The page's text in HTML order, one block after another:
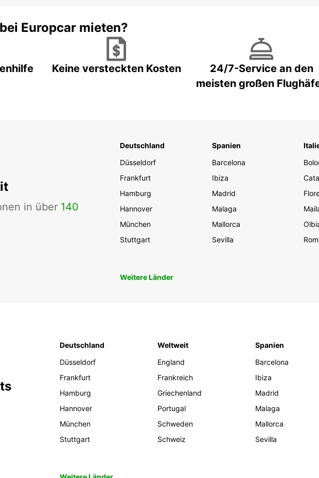
Europcar mieten?
Keine versteckten Kosten
24/7-Service an den
meisten großen
in über 140
Deutschland
Düsseldorf
Frankfurt
Hamburg
Hannover
München
Stuttgart
Spanien
Barcelona
Ibiza
Madrid
Malaga
Mallorca
Sevilla
Rom
Weitere Länder
Deutschland
Düsseldorf
Frankfurt
Hamburg
Hannover
München
Stuttgart
Weltweit
England
Frankreich
Griechenland
Portugal
Schweden
Schweiz
Spanien
Barcelona
Ibiza
Madrid
Malaga
Mallorca
Sevilla